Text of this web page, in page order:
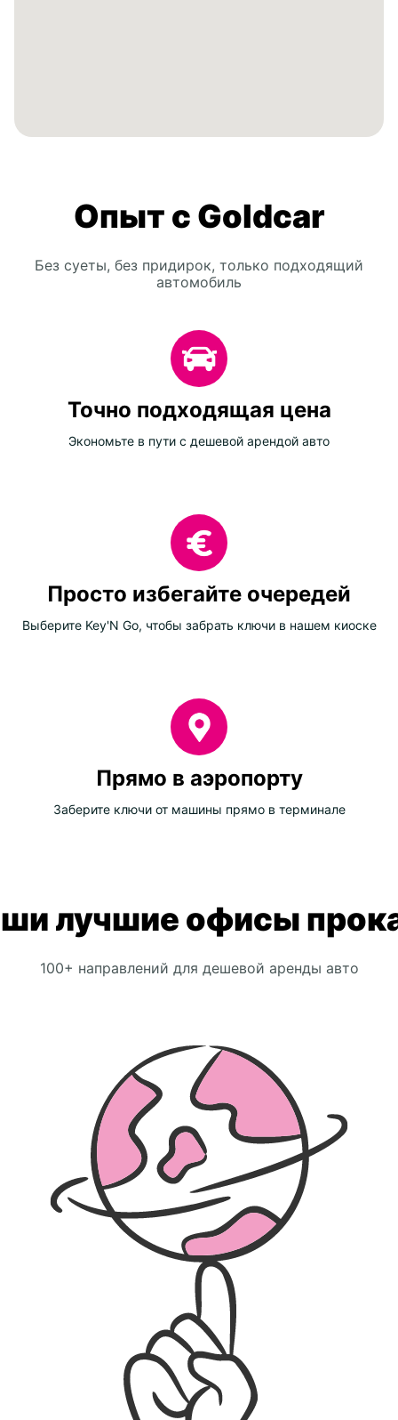
Опыт с Goldcar
Без суеты, без придирок, только подходящий
автомобиль
Точно подходящая цена
Экономьте в пути с дешевой арендой авто
Просто избегайте очередей
Выберите Key'N Go, чтобы забрать ключи в нашем киоске
Прямо в аэропорту
Заберите ключи от машины прямо в терминале
лучшие офисы
100+ направлений для дешевой аренды авто